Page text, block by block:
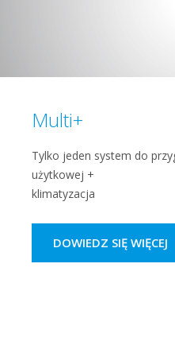
Multi+
Tylko jeden system do
użytkowej +
klimatyzacja
DOWIEDZ SIĘ WIĘCEJ